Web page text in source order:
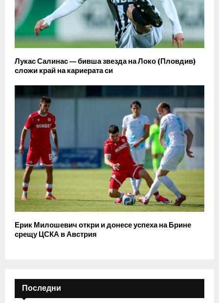
Лукас Салинас — бивша звезда на Локо (Пловдив)
сложи край на кариерата си
Ерик Милошевич откри и донесе успеха на Брине
срещу ЦСКА в Австрия
Последни